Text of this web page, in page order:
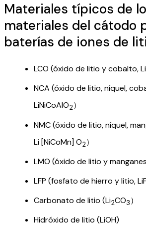
Materiales típicos de
materiales del cátodo
baterías de iones de
LCO (óxido de litio y cobalto,
NCA (óxido de litio, níquel,
LiNiCoAlO2）
NMC (óxido de litio, níquel,
Li [NiCoMn] O2）
LMO (óxido de litio y
LFP (fosfato de hierro y litio,
Carbonato de litio (Li2CO3）
Hidróxido de litio (LiOH)